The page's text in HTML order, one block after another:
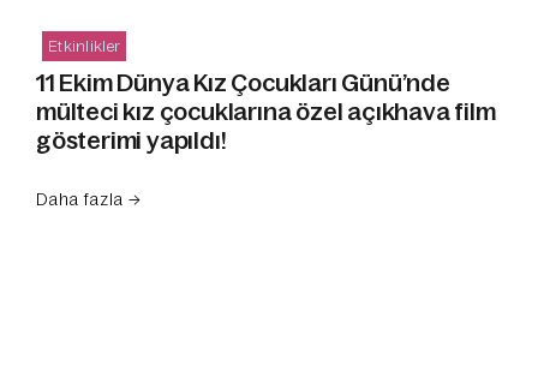
Etkinlikler
11 Ekim Dünya Kız Çocukları Günü’nde
mülteci kız çocuklarına özel açıkhava film
gösterimi yapıldı!
Daha fazla →